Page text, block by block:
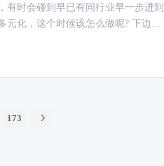
有时会碰到早已有同行业早一步进到
，这个时候该怎么做呢? 下边我
173